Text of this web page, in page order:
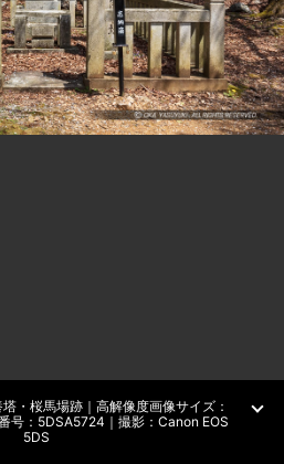
・桜馬場跡｜高解像度画像サイズ：
号：5DSA5724｜撮影：Canon EOS
5DS